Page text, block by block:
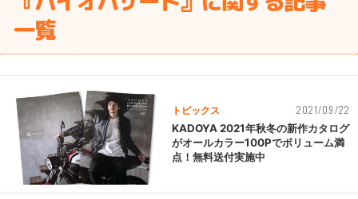
一覧
トピックス 2021/09/22
KADOYA 2021年秋冬の新作カタログ
がオールカラー100Pでボリューム満
点！無料送付実施中